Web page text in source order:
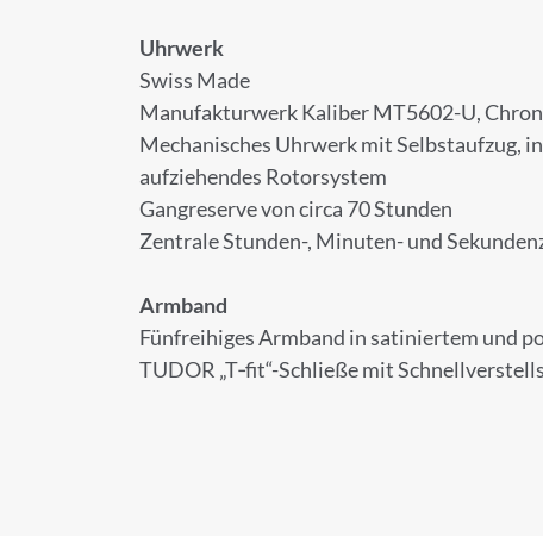
Uhrwerk
Swiss Made
Manufakturwerk Kaliber MT5602-U,
Mechanisches Uhrwerk mit Selbstaufzug,
aufziehendes Rotorsystem
Gangreserve von circa 70 Stunden
Zentrale Stunden-, Minuten- und
Armband
Fünfreihiges Armband in satiniertem und
TUDOR „T‑fit“-Schließe mit
Anrede